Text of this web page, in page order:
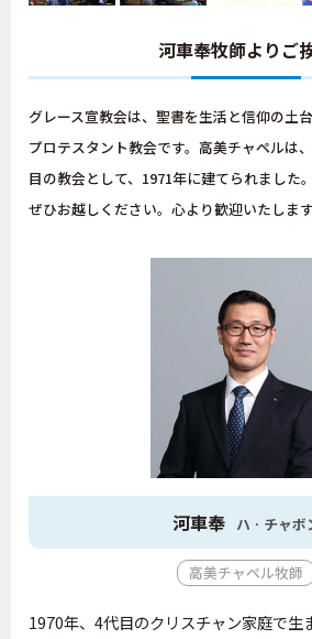
河車奉牧師よりご
グレース宣教会は、聖書を生活と信仰の土
プロテスタント教会です。高美チャペルは
目の教会として、1971年に建てられました。
ぜひお越しください。心より歓迎いたします
河車奉 ハㆍチャボ
高美チャペル牧師
1970年、4代目のクリスチャン家庭で生